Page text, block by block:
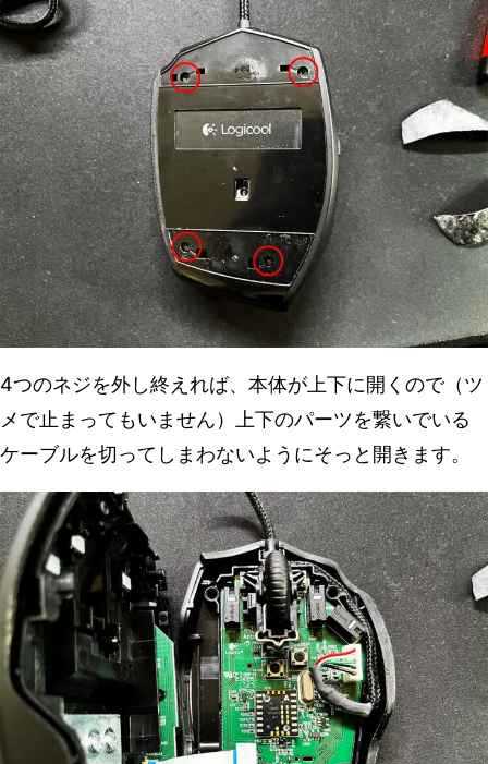
4つのネジを外し終えれば、本体が上下に開くので（ツ
メで止まってもいません）上下のパーツを繋いでいる
ケーブルを切ってしまわないようにそっと開きます。